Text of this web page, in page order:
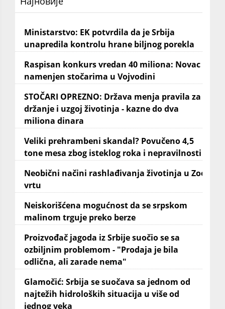
Ministarstvo: EK potvrdila da je Srbija
unapredila kontrolu hrane biljnog porekla
Raspisan konkurs vredan 40 miliona: Novac
namenjen stočarima u Vojvodini
STOČARI OPREZNO: Država menja pravila za
držanje i uzgoj životinja - kazne do dva
miliona dinara
Veliki prehrambeni skandal? Povučeno 4,5
tone mesa zbog isteklog roka i nepravilnosti
Neobični načini rashlađivanja životinja u Zoo
vrtu
Neiskorišćena mogućnost da se srpskom
malinom trguje preko berze
Proizvođač jagoda iz Srbije suočio se sa
ozbiljnim problemom - "Prodaja je bila
odlična, ali zarade nema"
Glamočić: Srbija se suočava sa jednom od
najtežih hidroloških situacija u više od
jednog veka